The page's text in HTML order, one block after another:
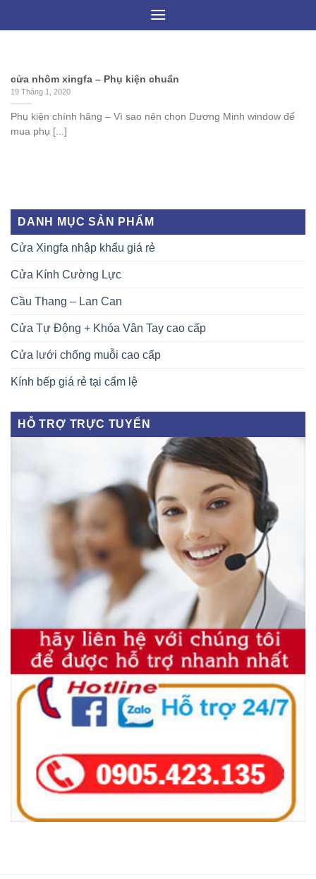
cửa nhôm xingfa – Phụ kiện chuẩn
19 Tháng 1, 2020
Phụ kiện chính hãng – Vì sao nên chọn Dương Minh window để
mua phụ [...]
DANH MỤC SẢN PHẨM
Cửa Xingfa nhập khẩu giá rẻ
Cửa Kính Cường Lực
Cầu Thang – Lan Can
Cửa Tự Động + Khóa Vân Tay cao cấp
Cửa lưới chống muỗi cao cấp
Kính bếp giá rẻ tại cẩm lệ
HỖ TRỢ TRỰC TUYẾN